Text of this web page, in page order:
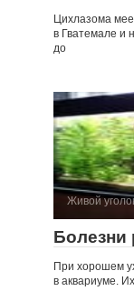
Цихлазома
в Гватемале и
до
Живой
Болезни
При хорошем
в аквариуме.